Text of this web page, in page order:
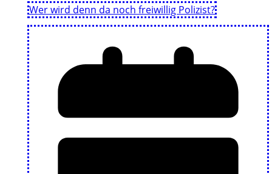
Wer wird denn da noch freiwillig Polizist?